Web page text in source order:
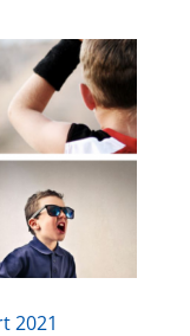
2021